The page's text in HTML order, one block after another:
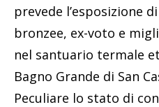
prevede l’esposizione
bronzee, ex-voto e
nel santuario termale
Bagno Grande di San
Peculiare lo stato di